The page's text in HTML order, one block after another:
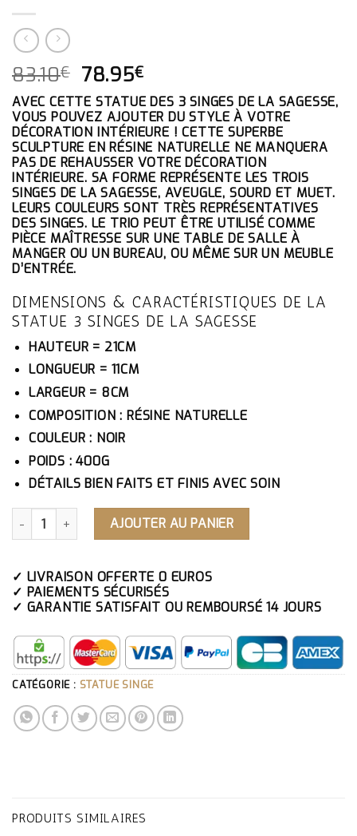
83.10€ LE
PRIX
INITIAL
ÉTAIT :
83.10€.
78.95€LE
PRIX
ACTUEL
EST :
78.95€.
AVEC CETTE STATUE DES 3 SINGES DE LA SAGESSE,
VOUS POUVEZ AJOUTER DU STYLE À VOTRE
DÉCORATION INTÉRIEURE ! CETTE SUPERBE
SCULPTURE EN RÉSINE NATURELLE NE MANQUERA
PAS DE REHAUSSER VOTRE DÉCORATION
INTÉRIEURE. SA FORME REPRÉSENTE LES TROIS
SINGES DE LA SAGESSE, AVEUGLE, SOURD ET MUET.
LEURS COULEURS SONT TRÈS REPRÉSENTATIVES
DES SINGES. LE TRIO PEUT ÊTRE UTILISÉ COMME
PIÈCE MAÎTRESSE SUR UNE TABLE DE SALLE À
MANGER OU UN BUREAU, OU MÊME SUR UN MEUBLE
D’ENTRÉE.
DIMENSIONS & CARACTÉRISTIQUES DE LA
STATUE 3 SINGES DE LA SAGESSE
HAUTEUR = 21CM
LONGUEUR = 11CM
LARGEUR = 8CM
COMPOSITION : RÉSINE NATURELLE
COULEUR : NOIR
POIDS : 400G
DÉTAILS BIEN FAITS ET FINIS AVEC SOIN
QUANTITÉ DE STATUE 3 SINGES DE LA SAGESSE
AJOUTER AU PANIER
✓ LIVRAISON OFFERTE 0 EUROS
✓ PAIEMENTS SÉCURISÉS
✓ GARANTIE SATISFAIT OU REMBOURSÉ 14 JOURS
CATÉGORIE : STATUE SINGE
PRODUITS SIMILAIRES